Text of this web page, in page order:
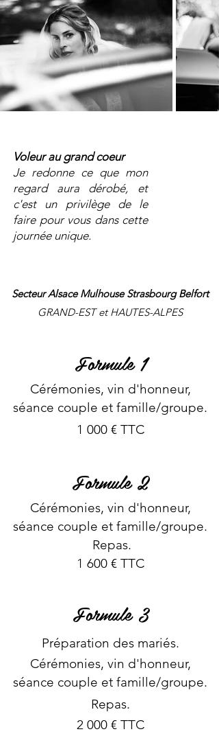
Voleur au grand coeur
Je redonne ce que mon
regard aura dérobé, et
c'est un privilège de le
faire pour vous dans cette
journée unique.
Secteur Alsace Mulhouse Strasbourg Belfort
GRAND-EST et HAUTES-ALPES
Formule 1
Cérémonies, vin d'honneur,
séance couple et famille/groupe.
1 000 € TTC
Formule 2
Cérémonies, vin d'honneur,
séance couple et famille/groupe.
Repas.
1 600 € TTC
Formule 3
Préparation des mariés.
Cérémonies, vin d'honneur,
séance couple et famille/groupe.
Repas.
2 000 € TTC